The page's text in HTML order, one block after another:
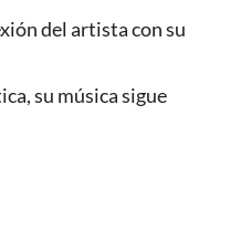
del artista con su
su música sigue